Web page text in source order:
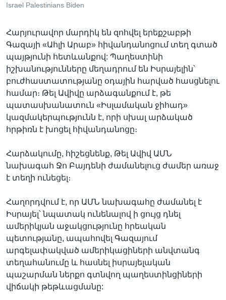
Israel Palestinians Biden
Հարյուրավոր մարդիկ են զոհվել երեքշաբթի
Գազայի «Ահլի Արաբ» հիվանդանոցում տեղ գտած
պայթյունի հետևանքով: Պաղեստինի
իշխանությունները մեղադրում են Իսրայելին՝
բուժհաստատությանը օդային հարված հասցնելու
համար։ Թել Ավիվը արձագանքում է, թե
պատասխանատուն «Իսլամական ջիհադ»
կազմակերպությունն է, որի սխալ արձակած
հրթիռն է խոցել հիվանդանոցը։
Հարձակումը, հիշեցնենք, Թել Ավիվ ԱՄՆ
նախագահ Ջո Բայդենի ժամանելուց ժամեր առաջ
է տեղի ունեցել։
Հաղորդվում է, որ ԱՄՆ նախագահը ժամանել է
Իսրայել՝ նպատակ ունենալով ի ցույց դնել
ամերիկյան աջակցությունը հրեական
պետությանը, ապահովել Գազայում
արգելափակված ամերիկացիների անվտանգ
տեղահանումը և հասնել իսրայելական
պաշարման ներքո գտնվող պաղեստինցիների
վիճակի թեթևացմանը: